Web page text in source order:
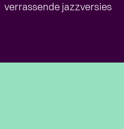
verrassende jazzversies